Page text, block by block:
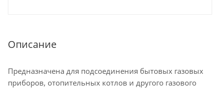
Описание
Предназначена для подсоединения бытовых газовых
приборов, отопительных котлов и другого газового